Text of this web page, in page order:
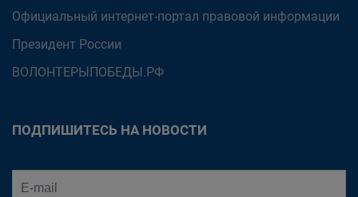
Официальный интернет-портал правовой информации
Президент России
ВОЛОНТЕРЫПОБЕДЫ.РФ
ПОДПИШИТЕСЬ НА НОВОСТИ